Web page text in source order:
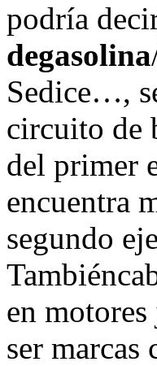
podría
degasolina
Sedice…,
circuito de
del primer
encuentra
segundo
en
ser